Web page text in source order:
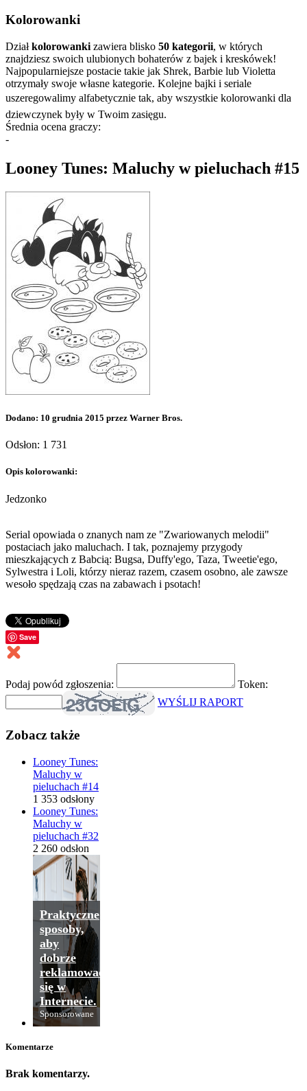
Kolorowanki
Działkolorowanki zawiera blisko 50 kategorii, w których
znajdziesz swoich ulubionych bohaterów z bajek i kreskówek!
Najpopularniejsze postacie takie jak Shrek, Barbie lub Violetta
otrzymały swoje własne kategorie. Kolejne bajki i seriale
uszeregowalimy alfabetycznie tak, aby wszystkie kolorowanki dla
dziewczynek były w Twoim zasięgu.
Średnia ocena graczy:
-
Looney Tunes: Maluchy w pieluchach #15
Dodano: 10 grudnia 2015 przez Warner Bros.
Odsłon: 1 731
Opis kolorowanki:
Jedzonko
Serial opowiada o znanych nam ze "Zwariowanych melodii"
postaciach jako maluchach. I tak, poznajemy przygody
mieszkających z Babcią: Bugsa, Duffy'ego, Taza, Tweetie'ego,
Sylwestra i Loli, którzy nieraz razem, czasem osobno, ale zawsze
wesoło spędzają czas na zabawach i psotach!
Save
Podaj powód zgłoszenia:
Token:
WYŚLIJ RAPORT
Zobacz także
Looney Tunes:
Maluchy w
pieluchach #14
1 353 odsłony
Looney Tunes:
Maluchy w
pieluchach #32
2 260 odsłon
Praktyczne
sposoby,
aby
dobrze
reklamować
się w
Internecie.
Sponsorowane
Komentarze
Brak komentarzy.